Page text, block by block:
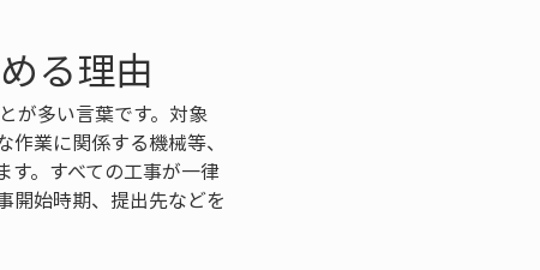
る理由
が多い言葉です。対象
業に関係する機械等、
す。すべての工事が一律
開始時期、提出先などを